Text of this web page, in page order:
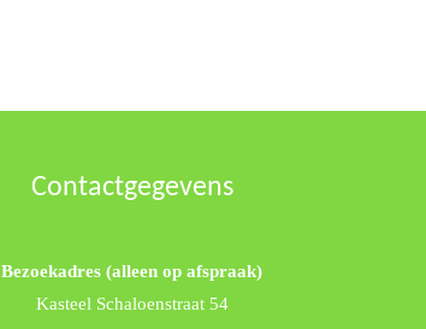
Contactgegevens
Bezoekadres (alleen op afspraak)
Kasteel Schaloenstraat 54